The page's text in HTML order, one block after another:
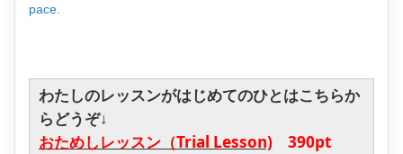
pace.
わたしのレッスンがはじめてのひとはこちらか
らどうぞ↓
おためしレッスン（Trial Lesson) 390pt